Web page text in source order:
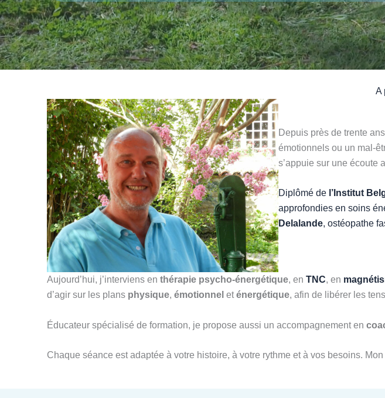
A
Depuis près de trente
émotionnels ou un mal-
s’appuie sur une écoute
Diplômé de l’Institut
approfondies en soins
Delalande, ostéopathe
Aujourd’hui, j’interviens en thérapie psycho-énergétique, en TNC, en
d’agir sur les plans physique, émotionnel eténergétique, afin de libérer les
Éducateur spécialisé de formation, je propose aussi un accompagnement en
Chaque séance est adaptée à votre histoire, à votre rythme et à vos besoins.